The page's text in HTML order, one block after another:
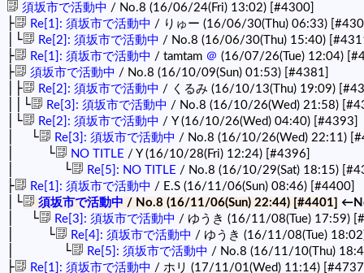
須坂市で活動中 / No.8 (16/06/24(Fri) 13:02) [#4300]
├ Re[1]: 須坂市で活動中 / りゅー (16/06/30(Thu) 06:33)
│└ Re[2]: 須坂市で活動中 / No.8 (16/06/30(Thu) 15:40)
├ Re[1]: 須坂市で活動中 / tamtam ＠ (16/07/26(Tue) 12:04)
├ 須坂市で活動中 / No.8 (16/10/09(Sun) 01:53) [#4381]
│├ Re[2]: 須坂市で活動中 / くるみ (16/10/13(Thu) 19:09)
││└ Re[3]: 須坂市で活動中 / No.8 (16/10/26(Wed) 21:58)
│└ Re[2]: 須坂市で活動中 / Y (16/10/26(Wed) 04:40) [#4393]
│ └ Re[3]: 須坂市で活動中 / No.8 (16/10/26(Wed) 22:11)
│ └ NO TITLE / Y (16/10/28(Fri) 12:24) [#4396]
│ └ Re[5]: NO TITLE / No.8 (16/10/29(Sat) 18:15)
├ Re[1]: 須坂市で活動中 / E.S (16/11/06(Sun) 08:46) [#4400]
│└ 須坂市で活動中 / No.8 (16/11/06(Sun) 22:44) [#4401]
│ └ Re[3]: 須坂市で活動中 / ゆうき (16/11/08(Tue) 17:59)
│ └ Re[4]: 須坂市で活動中 / ゆうき (16/11/08(Tue)
│ └ Re[5]: 須坂市で活動中 / No.8 (16/11/10(Thu)
├ Re[1]: 須坂市で活動中 / ホリ (17/11/01(Wed) 11:14)